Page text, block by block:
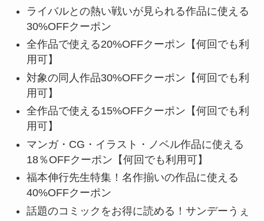
ライバルとの熱い戦いが見られる作品に使える
30%OFFクーポン
全作品で使える20%OFFクーポン【何回でも利
用可】
対象の同人作品30%OFFクーポン【何回でも利
用可】
全作品で使える15%OFFクーポン【何回でも利
用可】
マンガ・CG・イラスト・ノベル作品に使える
18％OFFクーポン【何回でも利用可】
福本伸行先生特集！名作揃いの作品に使える
40%OFFクーポン
話題のコミックをお得に読める！サンデーうぇ